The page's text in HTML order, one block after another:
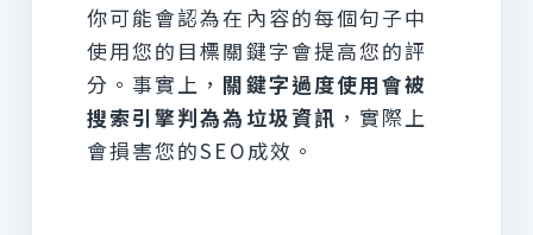
你可能會認為在內容的每個句子中
使用您的目標關鍵字會提高您的評
分。事實上， 關鍵字過度使用會被
搜索引擎判為為垃圾資訊 ，實際上
會損害您的SEO成效。